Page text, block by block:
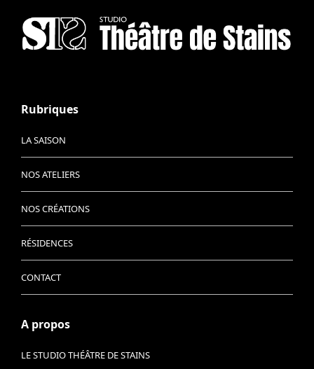
Rubriques
LA SAISON
NOS ATELIERS
NOS CRÉATIONS
RÉSIDENCES
CONTACT
A propos
LE STUDIO THÉÂTRE DE STAINS